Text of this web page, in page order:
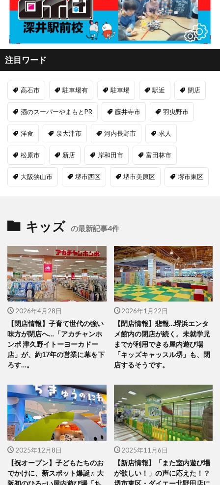
注目ワード
高石市 駐車場有 駐車場 駅近 閉店
酒のスーパーやまもとPR 藤井寺市 羽曳野市
洋食 泉大津市 河内長野市 求人
松原市 新店 岸和田市 富田林市
大阪狭山市 堺市西区 堺市美原区 堺市東区
キッズ の最新記事4件
2026年4月28日
【閉店情報】子育て世代の強い
味方が閉店へ…「アカチャンホ
ンポ 津久野イトーヨーカドー
店」が、約17年の営業に幕を下
ろす…。
2026年1月22日
【閉店情報】悲報…堺浜エンタ
メ館内の閉店が続く。未就学児
までが利用できる屋内遊び場
「キッズキャッスル堺」も、閉
店するそうです。
2025年12月8日
【祝オープン】子どもたちのお
でかけに、新スポット爆誕♬大
阪初のひろ~い屋内遊び場「ち
2025年11月6日
【新店情報】「また室内遊び場
が欲しい！」の声に応えた！？
堺市東区・ダイエー北野田店に